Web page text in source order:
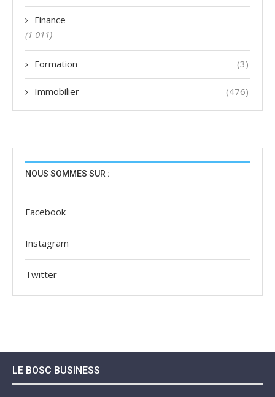
Finance
(1 011)
Formation (3)
Immobilier (476)
NOUS SOMMES SUR :
Facebook
Instagram
Twitter
LE BOSC BUSINESS